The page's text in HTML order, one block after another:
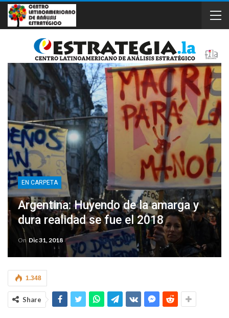
EN CARPETA
Argentina: Huyendo de la amarga y
dura realidad se fue el 2018
On Dic 31, 2018
1.348
Share